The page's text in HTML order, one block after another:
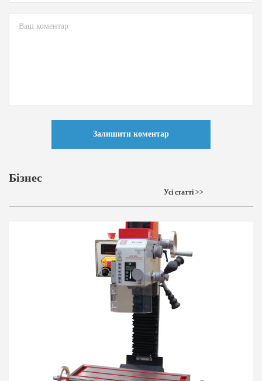
Залишити коментар
Бізнес
Усі статті >>